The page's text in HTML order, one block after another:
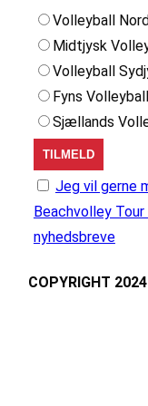
Volleyball
Midtjysk
Volleyball
Fyns
Sjællands
Jeg vil gerne
Beachvolley
nyhedsbreve
COPYRIGHT